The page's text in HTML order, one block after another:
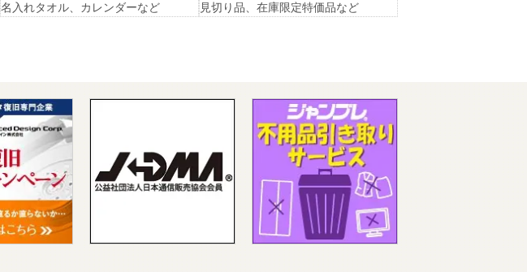
名入れタオル、カレンダーなど 見切り品、在庫限定特価品など